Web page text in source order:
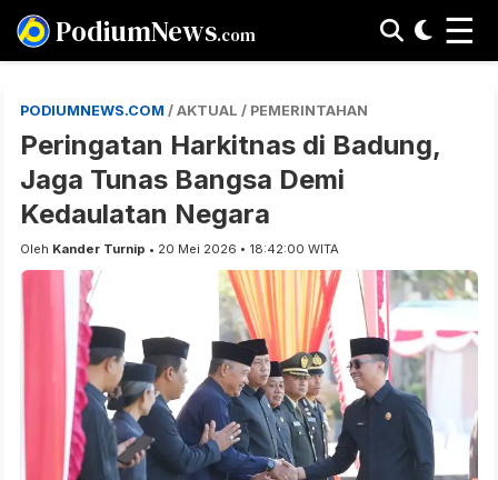
PodiumNews.com ☰
PODIUMNEWS.COM / AKTUAL / PEMERINTAHAN
Peringatan Harkitnas di Badung,
Jaga Tunas Bangsa Demi
Kedaulatan Negara
Oleh Kander Turnip • 20 Mei 2026 • 18:42:00 WITA